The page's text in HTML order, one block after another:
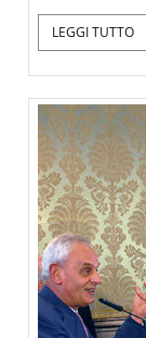
LEGGI TUTTO